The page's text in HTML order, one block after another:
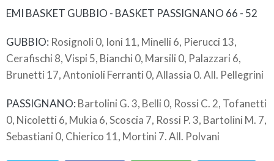
EMI BASKET GUBBIO - BASKET PASSIGNANO 66 - 52
GUBBIO: Rosignoli 0, Ioni 11, Minelli 6, Pierucci 13,
Cerafischi 8, Vispi 5, Bianchi 0, Marsili 0, Palazzari 6,
Brunetti 17, Antonioli Ferranti 0, Allassia 0. All. Pellegrini
PASSIGNANO: Bartolini G. 3, Belli 0, Rossi C. 2, Tofanetti
0, Nicoletti 6, Mukia 6, Scoscia 7, Rossi P. 3, Bartolini M. 7,
Sebastiani 0, Chierico 11, Mortini 7. All. Polvani